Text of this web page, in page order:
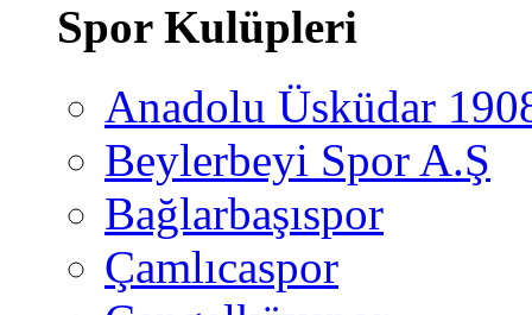
Spor Kulüpleri
Anadolu Üsküdar
Beylerbeyi Spor A.Ş
Bağlarbaşıspor
Çamlıcaspor